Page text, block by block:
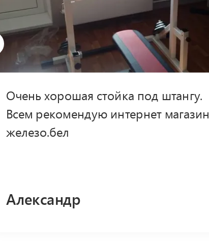
Очень хорошая стойка под штангу.
Всем рекомендую интернет магазин
железо.бел
Александр